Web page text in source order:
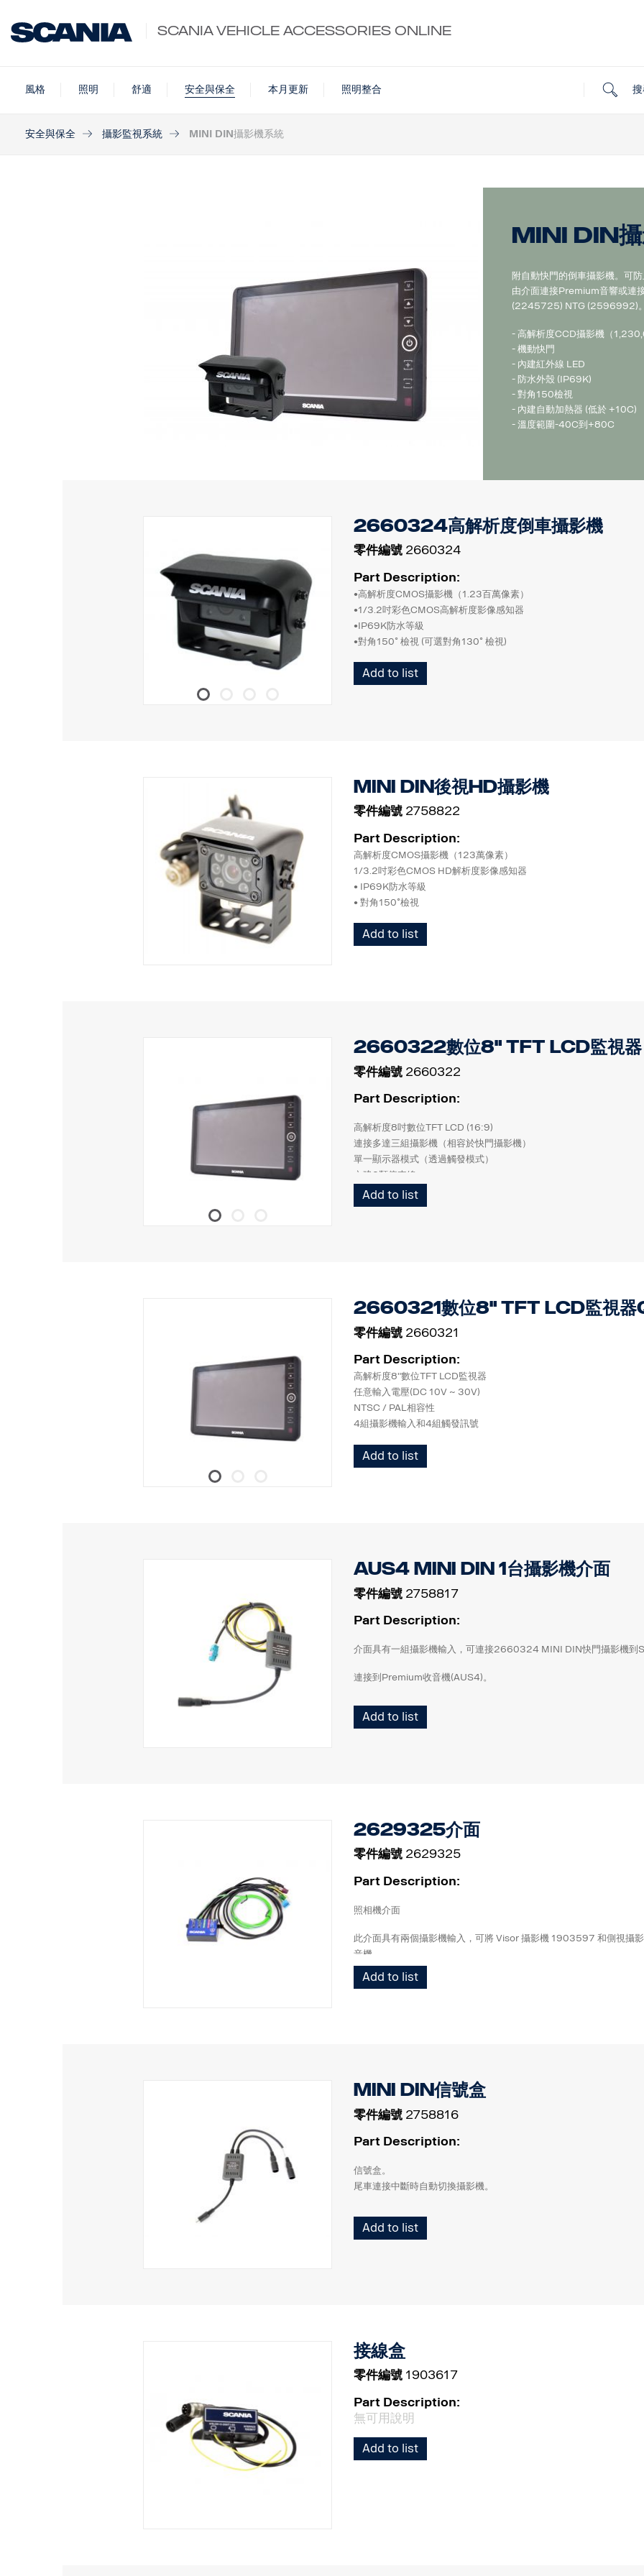
SCANIA VEHICLE ACCESSORIES ONLINE
風格 照明 舒適 安全與保全 本月更新 照明整合
安全與保全 攝影監視系統 MINI DIN攝影機系統
MINI DIN攝
附自動快門的倒車攝影機。可
由介面連接Premium音響或連
(2245725) NTG (2596992)
- 高解析度CCD攝影機（
- 機動快門
- 內建紅外線 LED
- 防水外殼 (IP69K)
- 對角150檢視
- 內建自動加熱器 (低於 +10C)
- 溫度範圍-40C到+80C
2660324高解析度倒車攝影機
零件編號2660324
Part Description:
•高解析度CMOS攝影機（1.23百萬像素）
•1/3.2吋彩色CMOS高解析度影像感知器
•IP69K防水等級
•對角150˚ 檢視 (可選對角130˚ 檢視)
•超低光線性能，內建ICR濾塊
•自動電子虹膜，WDR功能
•電動快門（保護鏡頭表面）
Add to list
MINI DIN後視HD攝影機
零件編號2758822
Part Description:
高解析度CMOS攝影機（123萬像素）
1/3.2吋彩色CMOS HD解析度影像感知器
• IP69K防水等級
• 對角150˚檢視
• 超微光效能
• 自動電子光圈，WDR功能
Add to list
2660322數位8" TFT LCD監視器
零件編號2660322
Part Description:
高解析度8吋數位TFT LCD (16:9)
連接多達三組攝影機（相容於快門攝影機）
單一顯示器模式（透過觸發模式）
內建2類停車線
IP 64防水外殼
自動亮度感知器（白天和夜間）
Add to list
2660321數位8" TFT LCD監視器
零件編號2660321
Part Description:
高解析度8"數位TFT LCD監視器
任意輸入電壓(DC 10V ~ 30V)
NTSC / PAL相容性
4組攝影機輸入和4組觸發訊號
單一顯示模式、左/右和上/下
分割顯示模式、左/右和PIP
內建反極性保護電路
快速切換功能
快門記憶功能
Add to list
AUS4 MINI DIN 1台攝影機介面
零件編號2758817
Part Description:
介面具有一組攝影機輸入，可連接2660324 MINI DIN快門攝影機到
連接到Premium收音機(AUS4)。
Add to list
2629325介面
零件編號2629325
Part Description:
照相機介面
此介面具有兩個攝影機輸入，可將 Visor 攝影機 1903597 和側視
音機。
連接到Premium收音機及BCI。
Add to list
MINI DIN信號盒
零件編號2758816
Part Description:
信號盒。
尾車連接中斷時自動切換攝影機。
Add to list
接線盒
零件編號1903617
Part Description:
無可用說明
Add to list